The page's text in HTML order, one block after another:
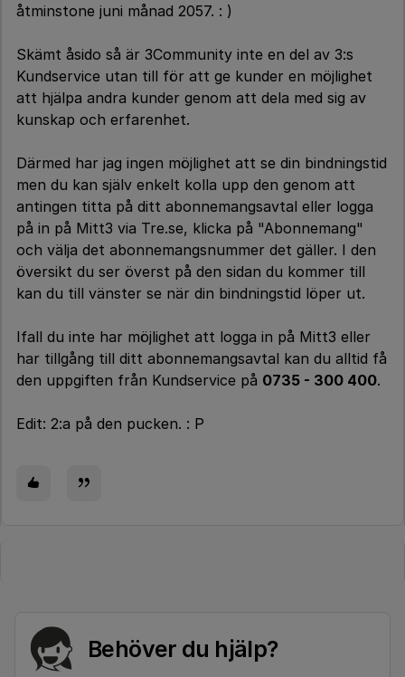
åtminstone juni månad 2057. : )
Skämt åsido så är 3Community inte en del av 3:s
Kundservice utan till för att ge kunder en möjlighet
att hjälpa andra kunder genom att dela med sig av
kunskap och erfarenhet.
Därmed har jag ingen möjlighet att se din bindningstid
men du kan själv enkelt kolla upp den genom att
antingen titta på ditt abonnemangsavtal eller logga
på in på Mitt3 via Tre.se, klicka på "Abonnemang"
och välja det abonnemangsnummer det gäller. I den
översikt du ser överst på den sidan du kommer till
kan du till vänster se när din bindningstid löper ut.
Ifall du inte har möjlighet att logga in på Mitt3 eller
har tillgång till ditt abonnemangsavtal kan du alltid få
den uppgiften från Kundservice på 0735 - 300 400.
Edit: 2:a på den pucken. : P
Behöver du hjälp?